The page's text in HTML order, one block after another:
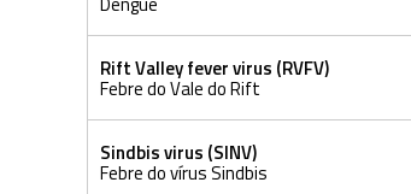
Rift Valley fever virus (RVFV)
Febre do Vale do Rift
Sindbis virus (SINV)
Febre do vírus Sindbis